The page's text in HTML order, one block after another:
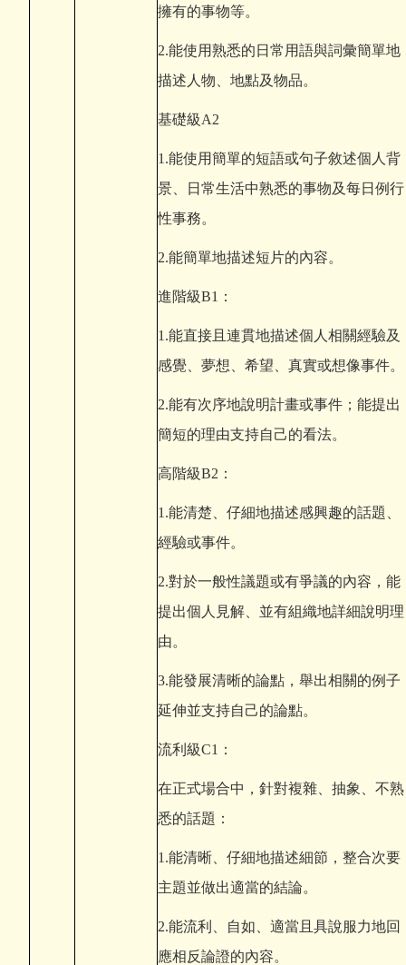
擁有的事物等。
2.能使用熟悉的日常用語與詞彙簡單地
描述人物、地點及物品。
基礎級A2
1.能使用簡單的短語或句子敘述個人背
景、日常生活中熟悉的事物及每日例行
性事務。
2.能簡單地描述短片的內容。
進階級B1：
1.能直接且連貫地描述個人相關經驗及
感覺、夢想、希望、真實或想像事件。
2.能有次序地說明計畫或事件；能提出
簡短的理由支持自己的看法。
高階級B2：
1.能清楚、仔細地描述感興趣的話題、
經驗或事件。
2.對於一般性議題或有爭議的內容，能
提出個人見解、並有組織地詳細說明理
由。
3.能發展清晰的論點，舉出相關的例子
延伸並支持自己的論點。
流利級C1：
在正式場合中，針對複雜、抽象、不熟
悉的話題：
1.能清晰、仔細地描述細節，整合次要
主題並做出適當的結論。
2.能流利、自如、適當且具說服力地回
應相反論證的內容。